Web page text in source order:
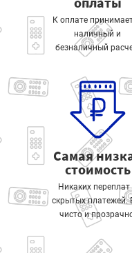
К оплате
наличный и
безналичный
Самая
стоимость
Никаких переплат
скрытых платежей.
чисто и